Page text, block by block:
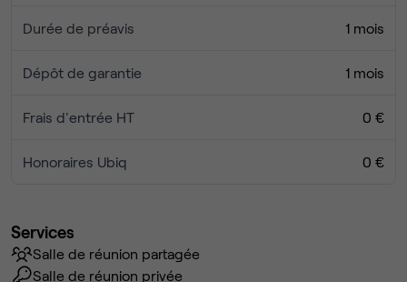
Durée de préavis 1 mois
Dépôt de garantie 1 mois
Frais d'entrée HT 0 €
Honoraires Ubiq 0 €
Services
Salle de réunion partagée
Salle de réunion privée